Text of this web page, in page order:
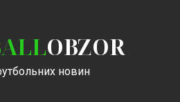
OBZOR
новин